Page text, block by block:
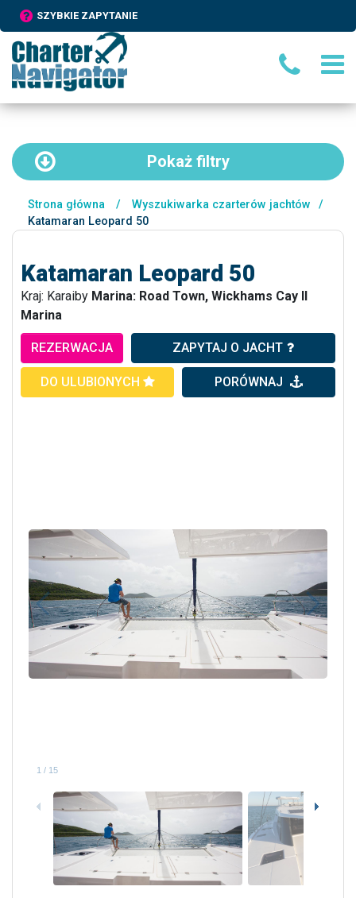
SZYBKIE ZAPYTANIE
Pokaż filtry
Strona główna / Wyszukiwarka czarterów jachtów
/
Katamaran Leopard 50
Katamaran Leopard 50
Kraj: Karaiby Marina: Road Town, Wickhams Cay II
Marina
REZERWACJA ZAPYTAJ O JACHT
DO ULUBIONYCH PORÓWNAJ
1 / 15